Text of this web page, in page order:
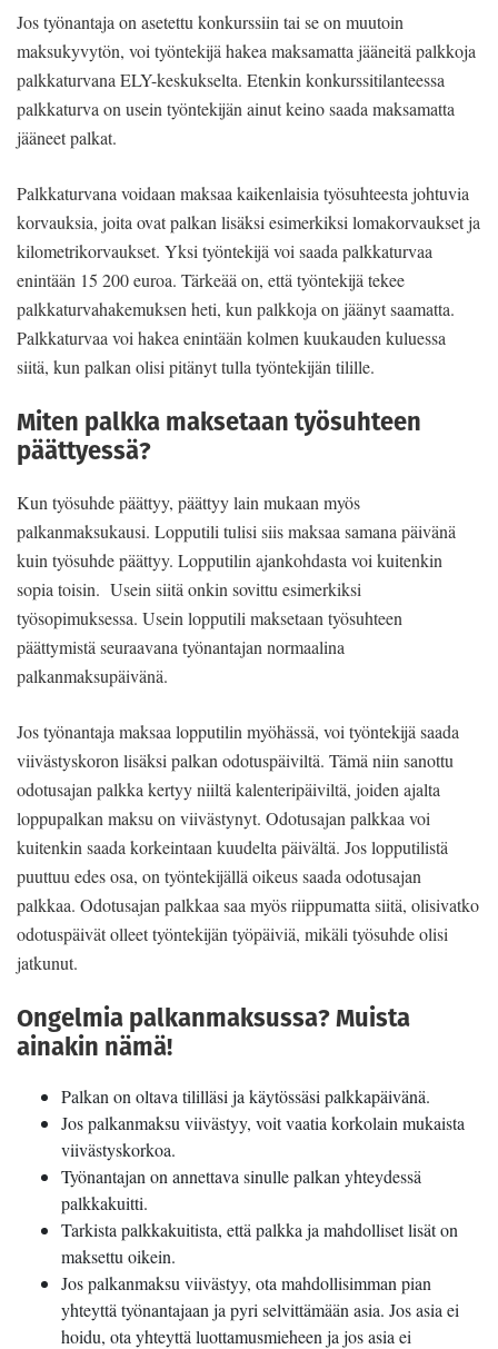
Jos työnantaja on asetettu konkurssiin tai se on muutoin
maksukyvytön, voi työntekijä hakea maksamatta jääneitä palkkoja
palkkaturvana ELY-keskukselta. Etenkin konkurssitilanteessa
palkkaturva on usein työntekijän ainut keino saada maksamatta
jääneet palkat.
Palkkaturvana voidaan maksaa kaikenlaisia työsuhteesta johtuvia
korvauksia, joita ovat palkan lisäksi esimerkiksi lomakorvaukset ja
kilometrikorvaukset. Yksi työntekijä voi saada palkkaturvaa
enintään 15 200 euroa. Tärkeää on, että työntekijä tekee
palkkaturvahakemuksen heti, kun palkkoja on jäänyt saamatta.
Palkkaturvaa voi hakea enintään kolmen kuukauden kuluessa
siitä, kun palkan olisi pitänyt tulla työntekijän tilille.
Miten palkka maksetaan työsuhteen
päättyessä?
Kun työsuhde päättyy, päättyy lain mukaan myös
palkanmaksukausi. Lopputili tulisi siis maksaa samana päivänä
kuin työsuhde päättyy. Lopputilin ajankohdasta voi kuitenkin
sopia toisin. Usein siitä onkin sovittu esimerkiksi
työsopimuksessa. Usein lopputili maksetaan työsuhteen
päättymistä seuraavana työnantajan normaalina
palkanmaksupäivänä.
Jos työnantaja maksaa lopputilin myöhässä, voi työntekijä saada
viivästyskoron lisäksi palkan odotuspäiviltä. Tämä niin sanottu
odotusajan palkka kertyy niiltä kalenteripäiviltä, joiden ajalta
loppupalkan maksu on viivästynyt. Odotusajan palkkaa voi
kuitenkin saada korkeintaan kuudelta päivältä. Jos lopputilistä
puuttuu edes osa, on työntekijällä oikeus saada odotusajan
palkkaa. Odotusajan palkkaa saa myös riippumatta siitä, olisivatko
odotuspäivät olleet työntekijän työpäiviä, mikäli työsuhde olisi
jatkunut.
Ongelmia palkanmaksussa? Muista
ainakin nämä!
Palkan on oltava tililläsi ja käytössäsi palkkapäivänä.
Jos palkanmaksu viivästyy, voit vaatia korkolain mukaista
viivästyskorkoa.
Työnantajan on annettava sinulle palkan yhteydessä
palkkakuitti.
Tarkista palkkakuitista, että palkka ja mahdolliset lisät on
maksettu oikein.
Jos palkanmaksu viivästyy, ota mahdollisimman pian
yhteyttä työnantajaan ja pyri selvittämään asia. Jos asia ei
hoidu, ota yhteyttä luottamusmieheen ja jos asia ei